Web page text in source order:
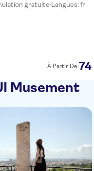
gratuite·Langues: fr
À Partir De:74
Musement